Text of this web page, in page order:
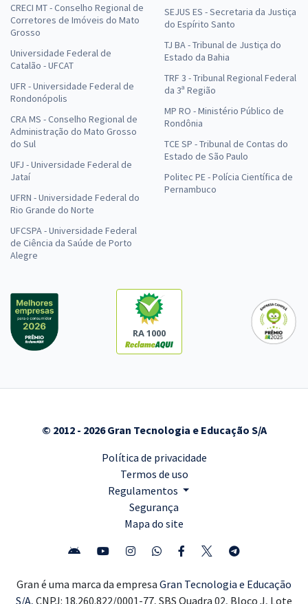
CRECI MT - Conselho Regional de
Corretores de Imóveis do Mato
Grosso
Universidade Federal de
Catalão - UFCAT
UFR - Universidade Federal de
Rondonópolis
CRA MS - Conselho Regional de
Administração do Mato Grosso
do Sul
UFJ - Universidade Federal de
Jataí
UFRN - Universidade Federal do
Rio Grande do Norte
UFCSPA - Universidade Federal
de Ciência da Saúde de Porto
Alegre
SEJUS ES - Secretaria da Justiça
do Espírito Santo
TJ BA - Tribunal de Justiça do
Estado da Bahia
TRF 3 - Tribunal Regional Federal
da 3ª Região
MP RO - Ministério Público de
Rondônia
TCE SP - Tribunal de Contas do
Estado de São Paulo
Politec PE - Polícia Científica de
Pernambuco
RA 1000
© 2012 - 2026 Gran Tecnologia e Educação S/A
Política de privacidade
Termos de uso
Regulamentos
Segurança
Mapa do site
Gran é uma marca da empresa Gran Tecnologia e Educação
S/A, CNPJ: 18.260.822/0001-77, SBS Quadra 02, Bloco J, Lote